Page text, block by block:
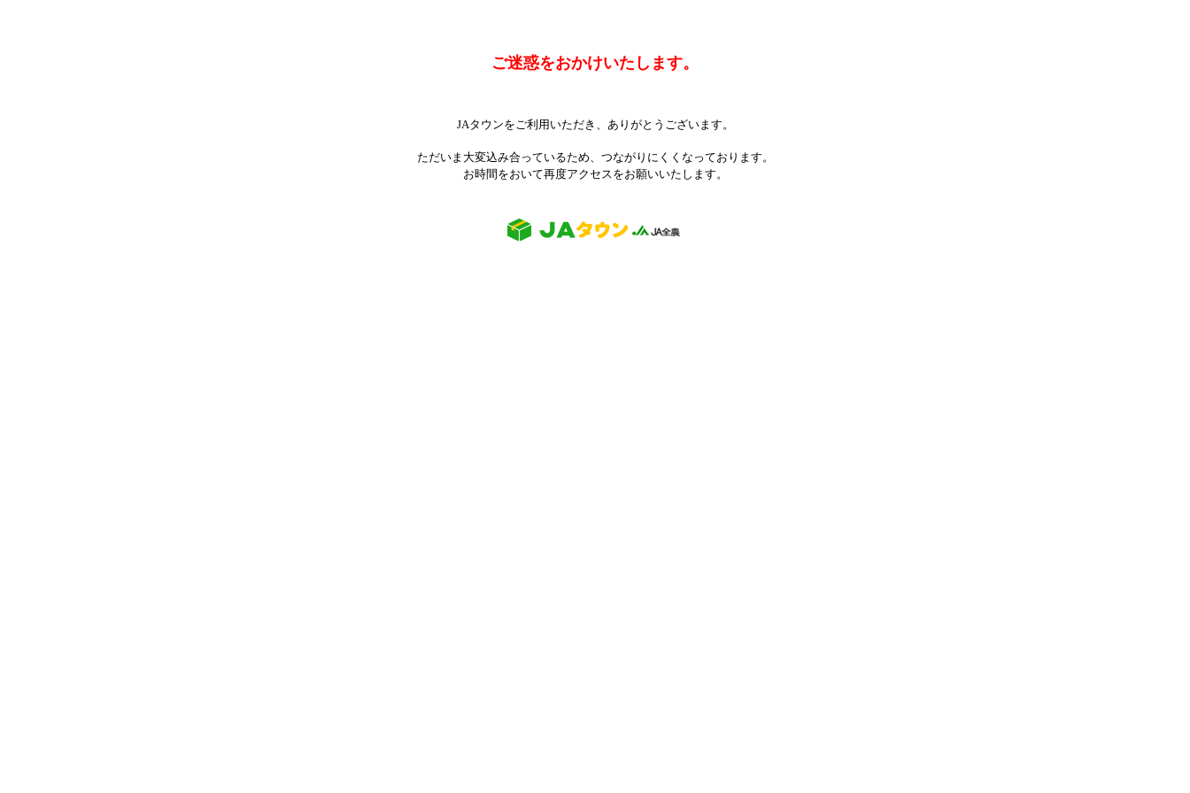
ご迷惑をおかけいたします。
JAタウンをご利用いただき、ありがとうございます。
ただいま大変込み合っているため、つながりにくくなっております。
お時間をおいて再度アクセスをお願いいたします。